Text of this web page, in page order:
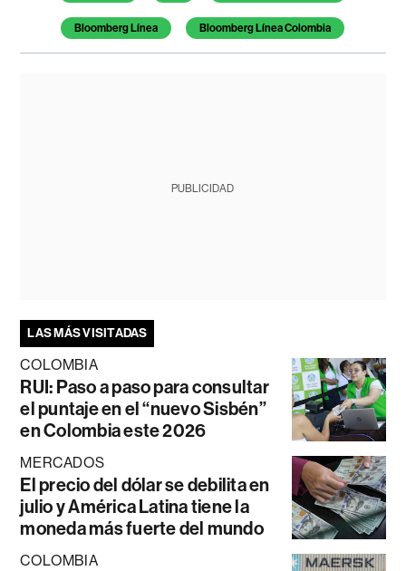
Bloomberg Línea Bloomberg Línea Colombia
PUBLICIDAD
LAS MÁS VISITADAS
COLOMBIA
RUI: Paso a paso para consultar
el puntaje en el “nuevo Sisbén”
en Colombia este 2026
MERCADOS
El precio del dólar se debilita en
julio y América Latina tiene la
moneda más fuerte del mundo
COLOMBIA